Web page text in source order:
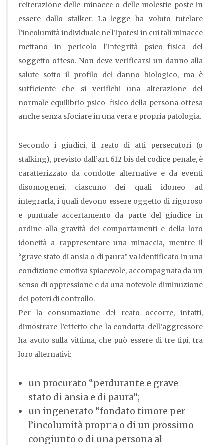
reiterazione delle minacce o delle molestie poste in
essere dallo stalker. La legge ha voluto tutelare
l’incolumità individuale nell’ipotesi in cui tali minacce
mettano in pericolo l’integrità psico–fisica del
soggetto offeso. Non deve verificarsi un danno alla
salute sotto il profilo del danno biologico, ma è
sufficiente che si verifichi una alterazione del
normale equilibrio psico–fisico della persona offesa
anche senza sfociare in una vera e propria patologia.
Secondo i giudici, il reato di atti persecutori (o
stalking), previsto dall’art. 612 bis del codice penale, è
caratterizzato da condotte alternative e da eventi
disomogenei, ciascuno dei quali idoneo ad
integrarla, i quali devono essere oggetto di rigoroso
e puntuale accertamento da parte del giudice in
ordine alla gravità dei comportamenti e della loro
idoneità a rappresentare una minaccia, mentre il
“grave stato di ansia o di paura” va identificato in una
condizione emotiva spiacevole, accompagnata da un
senso di oppressione e da una notevole diminuzione
dei poteri di controllo.
Per la consumazione del reato occorre, infatti,
dimostrare l’effetto che la condotta dell’aggressore
ha avuto sulla vittima, che può essere di tre tipi, tra
loro alternativi:
un procurato “perdurante e grave
stato di ansia e di paura”;
un ingenerato “fondato timore per
l’incolumità propria o di un prossimo
congiunto o di una persona al